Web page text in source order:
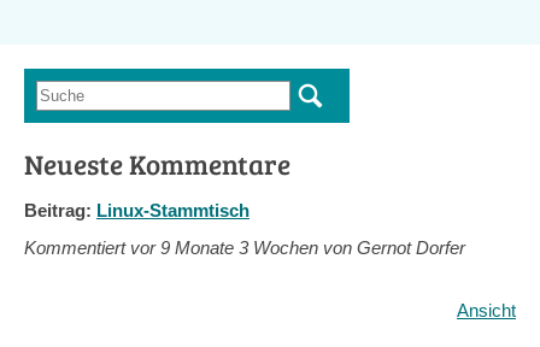
Suchformular
Suche
Neueste Kommentare
Beitrag: Linux-Stammtisch
Kommentiert vor9 Monate 3 Wochen von Gernot Dorfer
Ansicht